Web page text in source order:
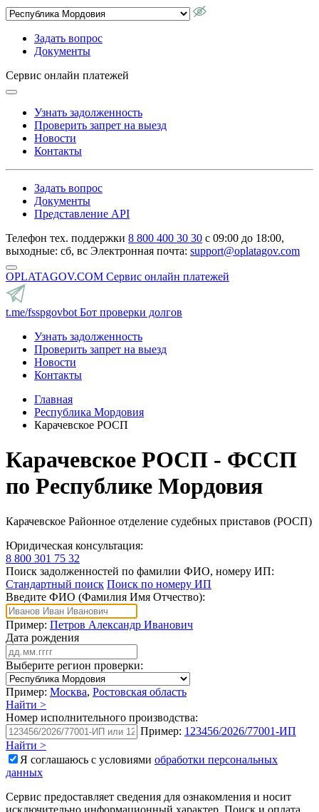
Задать вопрос
Документы
Сервис онлайн платежей
Узнать задолженность
Проверить запрет на выезд
Новости
Контакты
Задать вопрос
Документы
Представление API
Телефон тех. поддержки 8 800 400 30 30 с 09:00 до 18:00,
выходные: сб, вс Электронная почта: support@oplatagov.com
OPLATAGOV.COM Сервис онлайн платежей
t.me/fsspgovbot Бот проверки долгов
Узнать задолженность
Проверить запрет на выезд
Новости
Контакты
Главная
Республика Мордовия
Карачевское РОСП
Карачевское РОСП - ФССП
по Республике Мордовия
Карачевское Районное отделение судебных приставов (РОСП)
Юридическая консультация:
8 800 301 75 32
Поиск задолженностей по фамилии ФИО, номеру ИП:
Стандартный поиск Поиск по номеру ИП
Введите ФИО (Фамилия Имя Отчество):
Пример: Петров Александр Иванович
Дата рождения
Выберите регион проверки:
Пример: Москва, Ростовская область
Найти >
Номер исполнительного производства:
Пример: 123456/2026/77001-ИП
Найти >
Я соглашаюсь с условиями обработки персональных
данных
Сервис предоставляет сведения для ознакомления и носит
исключительно информационный характер. Поиск и оплата